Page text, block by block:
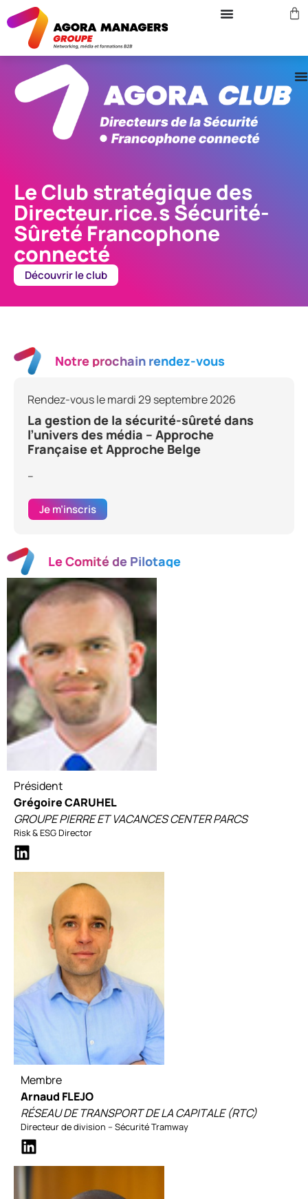
Le Club stratégique des
Directeur.rice.s Sécurité-
Sûreté Francophone
connecté
Découvrir le club
Notre prochain rendez-vous
Rendez-vous le mardi 29 septembre 2026
La gestion de la sécurité-sûreté dans
l’univers des média – Approche
Française et Approche Belge
–
Je m’inscris
Le Comité de Pilotage
Président
Grégoire CARUHEL
GROUPE PIERRE ET VACANCES CENTER PARCS
Risk & ESG Director
Membre
Arnaud FLEJO
RÉSEAU DE TRANSPORT DE LA CAPITALE (RTC)
Directeur de division – Sécurité Tramway